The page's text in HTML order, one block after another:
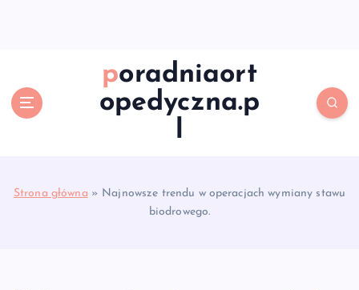
poradniaort
opedyczna.p
l
Strona główna » Najnowsze trendu w operacjach wymiany stawu
biodrowego.